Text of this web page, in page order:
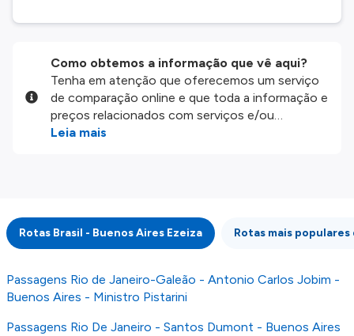
Como obtemos a informação que vê aqui?
Tenha em atenção que oferecemos um serviço
de comparação online e que toda a informação e
preços relacionados com serviços e/ou
produtos disponíveis no nosso website são
integridade ou pela precisão da informação
publicada, por isso verifique com atenção todas
as condições no website do parceiro antes de
fazer uma reserva. Para mais detalhes verifique
os nossosTermos e Condições.
Leia mais
Rotas Brasil - Buenos Aires Ezeiza Rotas mais populares
Passagens Rio de Janeiro-Galeão - Antonio Carlos Jobim -
Buenos Aires - Ministro Pistarini
Passagens Rio De Janeiro - Santos Dumont - Buenos Aires